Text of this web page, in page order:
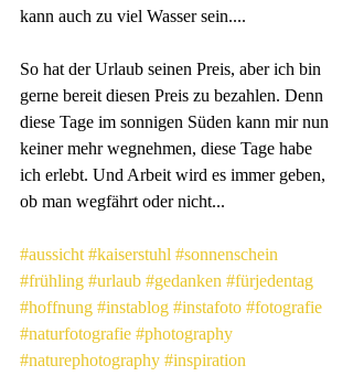
kann auch zu viel Wasser sein....
So hat der Urlaub seinen Preis, aber ich bin
gerne bereit diesen Preis zu bezahlen. Denn
diese Tage im sonnigen Süden kann mir nun
keiner mehr wegnehmen, diese Tage habe
ich erlebt. Und Arbeit wird es immer geben,
ob man wegfährt oder nicht...
#aussicht #kaiserstuhl #sonnenschein
#frühling #urlaub #gedanken #fürjedentag
#hoffnung #instablog #instafoto #fotografie
#naturfotografie #photography
#naturephotography #inspiration